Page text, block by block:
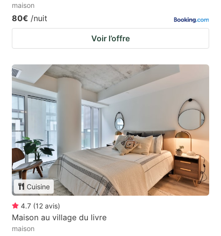
maison
80€ /nuit
Voir l’offre
Cuisine
4.7 (12 avis)
Maison au village du livre
maison